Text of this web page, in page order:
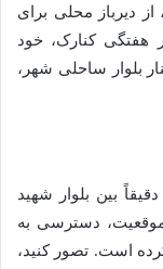
دیرباز محلی برای
هفتگی کنارک، خود
بلوار ساحلی شهر،
بین بلوار شهید
دسترسی به
است. تصور کنید،